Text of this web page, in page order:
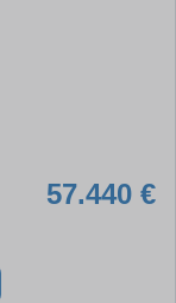
57.440 €